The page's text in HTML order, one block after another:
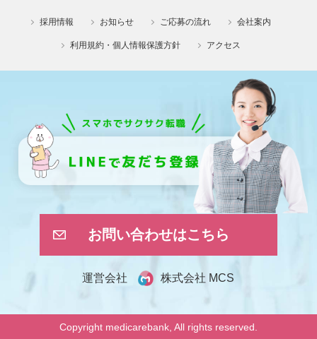
採用情報 お知らせ ご応募の流れ 会社案内
利用規約・個人情報保護方針 アクセス
お問い合わせはこちら
運営会社 株式会社 MCS
Copyright medicarebank, All rights reserved.